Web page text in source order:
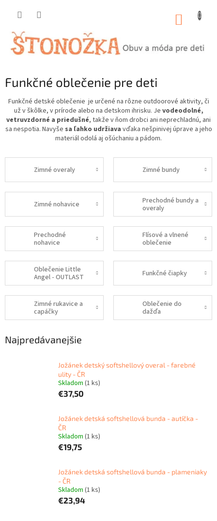
Funkčné oblečenie pre deti
Funkčné detské oblečenie je určené na rôzne outdoorové aktivity, či
už v škôlke, v prírode alebo na detskom ihrisku. Je vodeodolné,
vetruvzdorné a priedušné, takže v ňom drobci ani neprechladnú, ani
sa nespotia. Navyše sa ľahko udržiava vďaka nešpinivej úprave a jeho
materiál odolá aj ošúchaniu a pádom.
Zimné overaly Zimné bundy
Zimné nohavice
Prechodné bundy a
overaly
Prechodné
nohavice
Flísové a vlnené
oblečenie
Oblečenie Little
Angel - OUTLAST
Funkčné čiapky
Zimné rukavice a
capáčky
Oblečenie do
dažďa
Najpredávanejšie
Jožánek detský softshellový overal - farebné
ulity - ČR
Skladom (1 ks)
€37,50
Jožánek detská softshellová bunda - autíčka -
ČR
Skladom (1 ks)
€19,75
Jožánek detská softshellová bunda - plameniaky
- ČR
Skladom (1 ks)
€23,94